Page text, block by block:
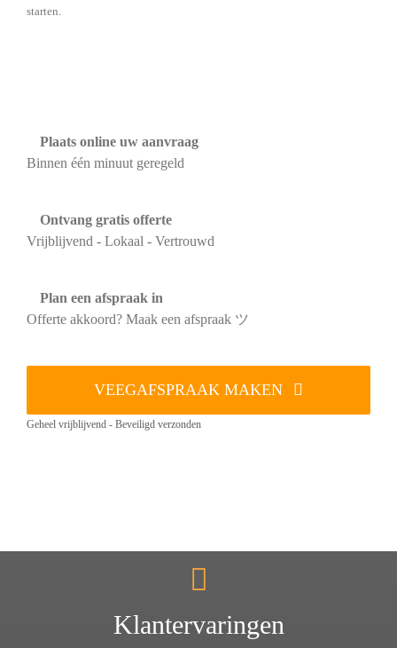
starten.
Plaats online uw aanvraag
Binnen één minuut geregeld
Ontvang gratis offerte
Vrijblijvend - Lokaal - Vertrouwd
Plan een afspraak in
Offerte akkoord? Maak een afspraak ツ
VEEGAFSPRAAK MAKEN
Geheel vrijblijvend - Beveiligd verzonden
Klantervaringen